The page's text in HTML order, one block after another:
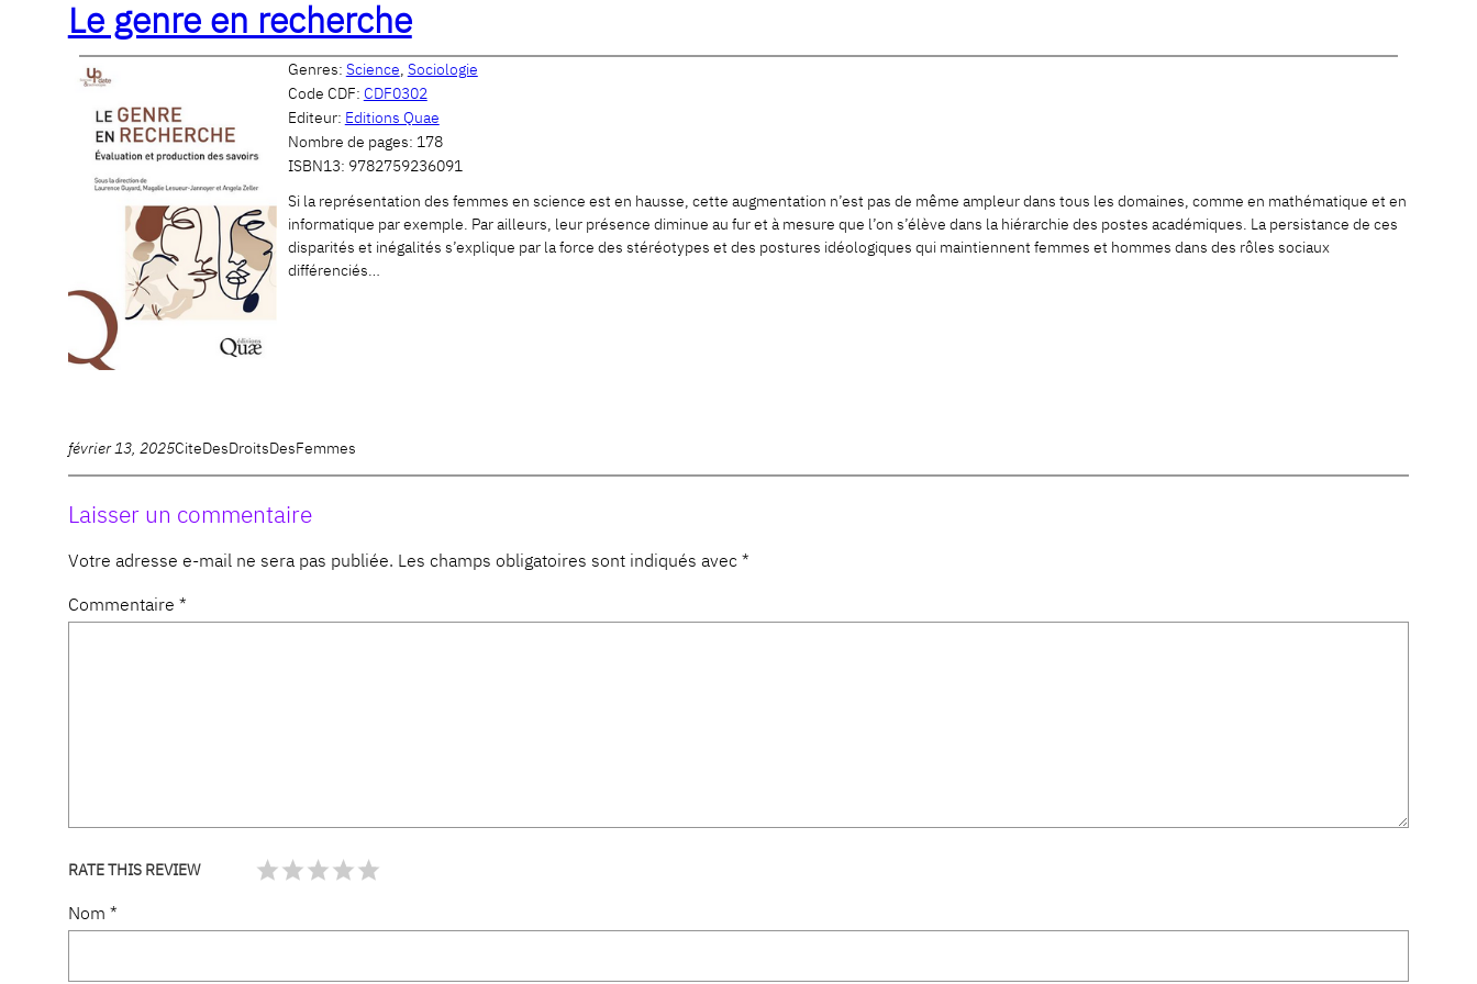
Le genre en recherche
Genres: Science, Sociologie
Code CDF: CDF0302
Editeur: Editions Quae
Nombre de pages: 178
ISBN13: 9782759236091
Si la représentation des femmes en science est en hausse, cette augmentation n’est pas de même ampleur dans tous les domaines, comme en mathématique et en
informatique par exemple. Par ailleurs, leur présence diminue au fur et à mesure que l’on s’élève dans la hiérarchie des postes académiques. La persistance de ces
disparités et inégalités s’explique par la force des stéréotypes et des postures idéologiques qui maintiennent femmes et hommes dans des rôles sociaux
différenciés…
février 13, 2025CiteDesDroitsDesFemmes
Laisser un commentaire
Votre adresse e-mail ne sera pas publiée. Les champs obligatoires sont indiqués avec *
Commentaire *
RATE THIS REVIEW
Nom *